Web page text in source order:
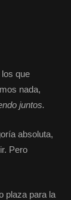
que
nada,
juntos.
absoluta,
Pero
plaza para la